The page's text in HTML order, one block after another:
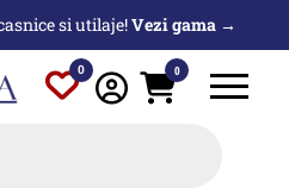
si utilaje!Vezi gama →
0 0